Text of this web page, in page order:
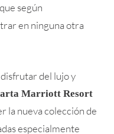
según
en ninguna otra
del lujo y
Marriott Resort
la nueva colección de
especialmente